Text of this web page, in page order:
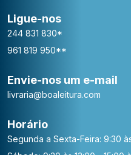
Ligue-nos
244 831 830*
961 819 950**
Envie-nos um e-mail
livraria@boaleitura.com
Horário
Segunda a Sexta-Feira: 9:30